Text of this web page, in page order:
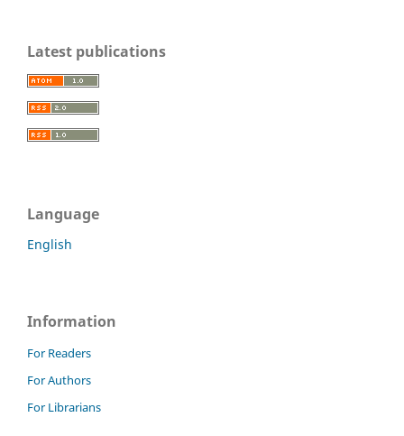
Latest publications
Language
English
Information
For Readers
For Authors
For Librarians